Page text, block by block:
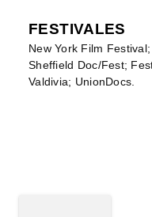
FESTIVALES
New York Film
Sheffield Doc/Fest;
Valdivia; UnionDocs.